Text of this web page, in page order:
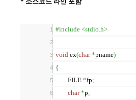
#include <stdio.h>
void ex(char *pname)
{
FILE *fp;
char *p;